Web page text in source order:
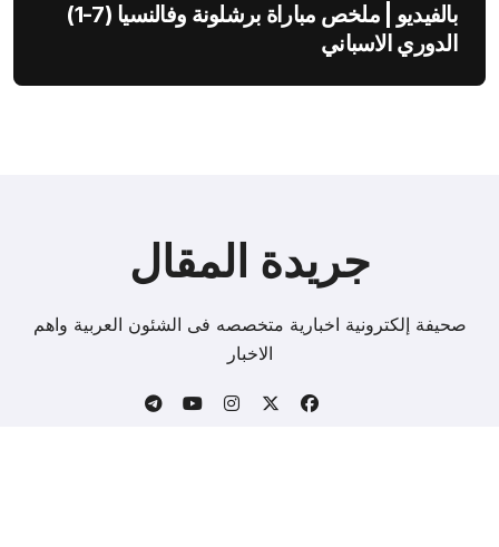
بالفيديو | ملخص مباراة برشلونة وفالنسيا (7-1)
الدوري الاسباني
جريدة المقال
صحيفة إلكترونية اخبارية متخصصه فى الشئون العربية واهم
الاخبار